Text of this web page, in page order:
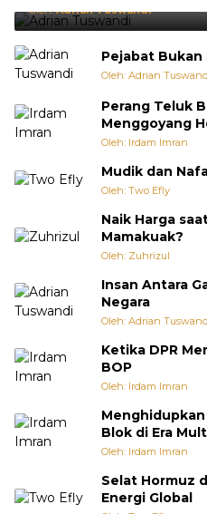
Oleh:Adrian Tuswandi
Pejabat Bukan
Oleh: Adrian
Perang Teluk
Menggoyang
Oleh: Irdam Imran
Mudik dan
Oleh: Two Efly
Naik Harga
Mamakuak?
Oleh: Zuhrizul
Insan Antara
Negara
Oleh: Adrian
Ketika DPR
BOP
Oleh: Irdam Imran
Blok di Era
Oleh: Irdam Imran
Selat Hormuz
Energi Global